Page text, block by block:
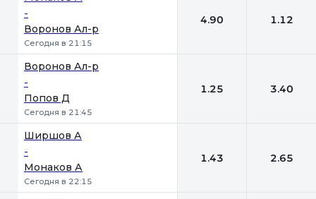
-
Воронов Ал-р
Сегодня в 21:15
4.90 1.12
Воронов Ал-р
-
Попов Д
Сегодня в 21:45
1.25 3.40
Ширшов А
-
Монаков А
Сегодня в 22:15
1.43 2.65